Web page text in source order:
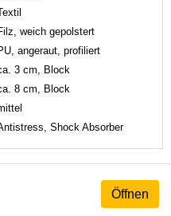
weich gepolstert
angeraut, profiliert
3 cm, Block
8 cm, Block
Shock Absorber
Öffnen